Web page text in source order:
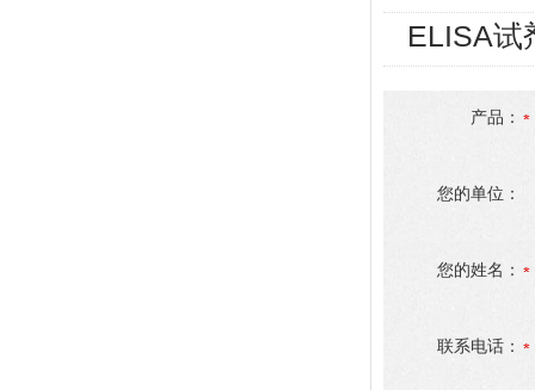
ELISA试
产品：
您的单位：
您的姓名：
联系电话：